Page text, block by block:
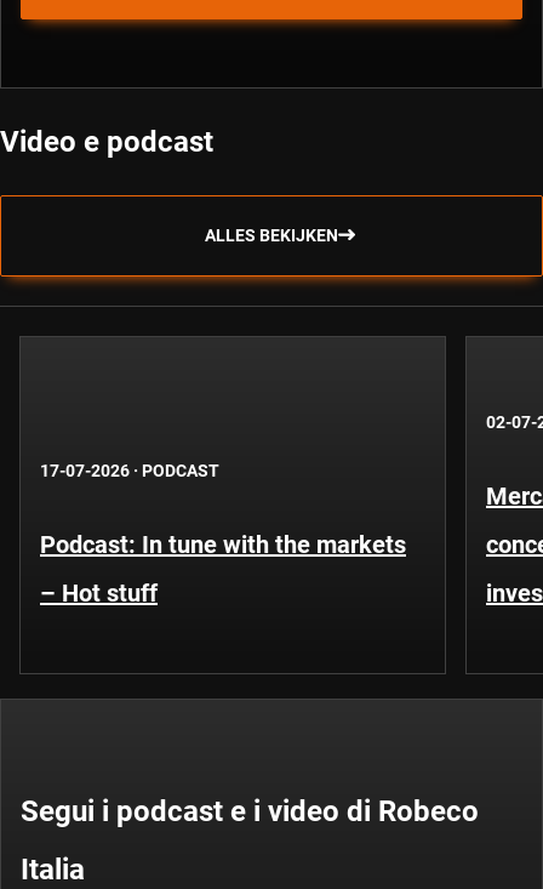
Video e podcast
ALLES BEKIJKEN
17-07-2026 · PODCAST
Podcast: In tune with the markets
– Hot stuff
02-07-
Segui i podcast e i video di Robeco
Italia